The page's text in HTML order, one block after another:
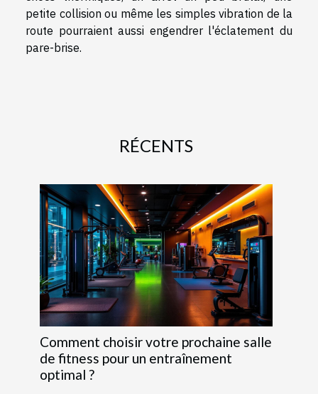
petite collision ou même les simples vibration de la
route pourraient aussi engendrer l'éclatement du
pare-brise.
RÉCENTS
Comment choisir votre prochaine salle
de fitness pour un entraînement
optimal ?